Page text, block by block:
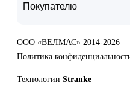
Покупателю
ООО «ВЕЛМАС» 2014-2026
Политика
Технологии Stranke